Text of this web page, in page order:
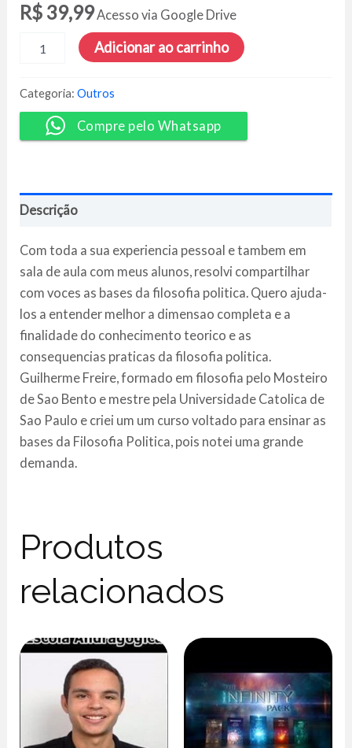
R$ 39,99Acesso via Google Drive
Política
Guilherme Freire
quantidade
Adicionar ao carrinho
Categoria:Outros
Compre pelo Whatsapp
Descrição
Com toda a sua experiencia pessoal e tambem em
sala de aula com meus alunos, resolvi compartilhar
com voces as bases da filosofia politica. Quero ajuda-
los a entender melhor a dimensao completa e a
finalidade do conhecimento teorico e as
consequencias praticas da filosofia politica.
Guilherme Freire, formado em filosofia pelo Mosteiro
de Sao Bento e mestre pela Universidade Catolica de
Sao Paulo e criei um um curso voltado para ensinar as
bases da Filosofia Politica, pois notei uma grande
demanda.
Produtos
relacionados